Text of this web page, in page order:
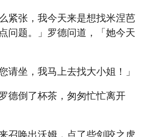
么紧张，我今天来是想找米涅芭
问题。」罗德问道，「她今天
请坐，我马上去找大小姐！」
德倒了杯茶，匆匆忙忙离开
召唤出沃姆，点了些剑咬之虎